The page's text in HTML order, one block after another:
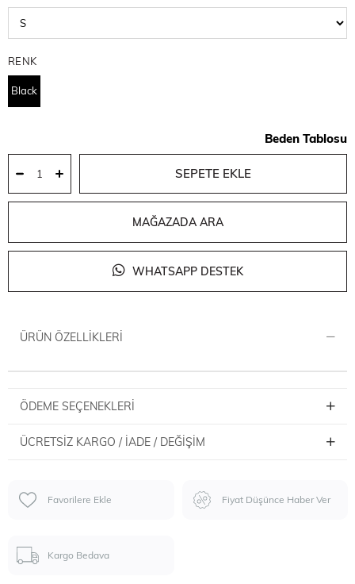
RENK
Black
Beden Tablosu
MAĞAZADA ARA
WHATSAPP DESTEK
ÜRÜN ÖZELLIKLERI
ÖDEME SEÇENEKLERI
ÜCRETSIZ KARGO / İADE / DEĞIŞIM
Favorilere Ekle Fiyat Düşünce Haber Ver
Kargo Bedava